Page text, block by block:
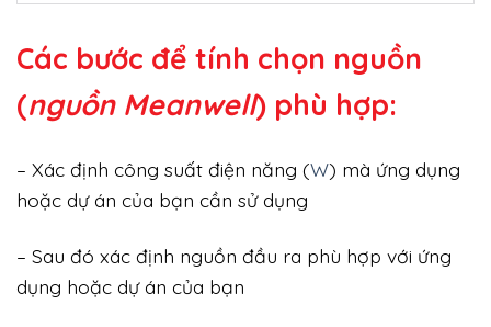
Các bước để tính chọn nguồn
(nguồn Meanwell) phù hợp:
– Xác định công suất điện năng (W) mà ứng dụng
hoặc dự án của bạn cần sử dụng
– Sau đó xác định nguồn đầu ra phù hợp với ứng
dụng hoặc dự án của bạn